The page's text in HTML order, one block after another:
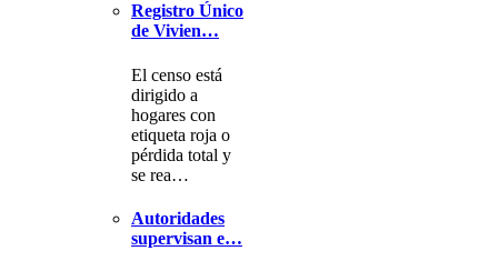
Registro Único
de Vivien…
El censo está
dirigido a
hogares con
etiqueta roja o
pérdida total y
se rea…
Autoridades
supervisan e…